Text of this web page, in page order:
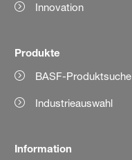
Innovation
Produkte
BASF-Produktsuche
Industrieauswahl
Information